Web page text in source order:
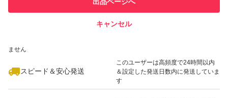
での取引実績があります
ません
スピード＆安心発送
このユーザーは高頻度で24時間以内
＆設定した発送日数内に発送していま
す
キャンセル